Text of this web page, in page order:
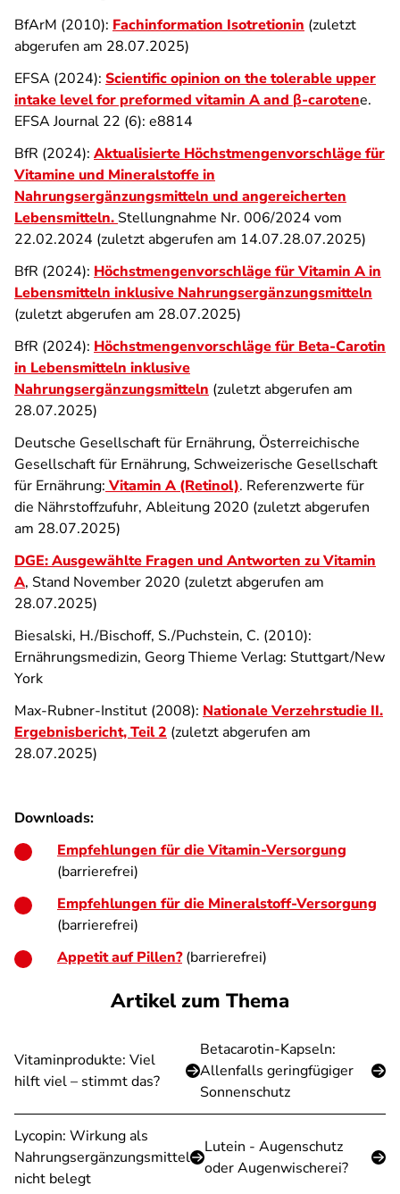
BfArM (2010): Fachinformation Isotretionin (zuletzt
abgerufen am 28.07.2025)
EFSA (2024): Scientific opinion on the tolerable upper
intake level for preformed vitamin A and β‐carotene.
EFSA Journal 22 (6): e8814
BfR (2024): Aktualisierte Höchstmengenvorschläge für
Vitamine und Mineralstoffe in
Nahrungsergänzungsmitteln und angereicherten
Lebensmitteln. Stellungnahme Nr. 006/2024 vom
22.02.2024 (zuletzt abgerufen am 14.07.28.07.2025)
BfR (2024): Höchstmengenvorschläge für Vitamin A in
Lebensmitteln inklusive Nahrungsergänzungsmitteln
(zuletzt abgerufen am 28.07.2025)
BfR (2024): Höchstmengenvorschläge für Beta-Carotin
in Lebensmitteln inklusive
Nahrungsergänzungsmitteln (zuletzt abgerufen am
28.07.2025)
Deutsche Gesellschaft für Ernährung, Österreichische
Gesellschaft für Ernährung, Schweizerische Gesellschaft
für Ernährung: Vitamin A (Retinol). Referenzwerte für
die Nährstoffzufuhr, Ableitung 2020 (zuletzt abgerufen
am 28.07.2025)
DGE:Ausgewählte Fragen und Antworten zu Vitamin
A, Stand November 2020 (zuletzt abgerufen am
28.07.2025)
Biesalski, H./Bischoff, S./Puchstein, C. (2010):
Ernährungsmedizin, Georg Thieme Verlag: Stuttgart/New
York
Max-Rubner-Institut (2008): Nationale Verzehrstudie II.
Ergebnisbericht, Teil 2 (zuletzt abgerufen am
28.07.2025)
Downloads:
Empfehlungen für die Vitamin-Versorgung
(barrierefrei)
Empfehlungen für die Mineralstoff-Versorgung
(barrierefrei)
Appetit auf Pillen?(barrierefrei)
Artikel zum Thema
Vitaminprodukte: Viel
hilft viel – stimmt das?
Betacarotin-Kapseln:
Allenfalls geringfügiger
Sonnenschutz
Lycopin: Wirkung als
Nahrungsergänzungsmittel
nicht belegt
Lutein - Augenschutz
oder Augenwischerei?